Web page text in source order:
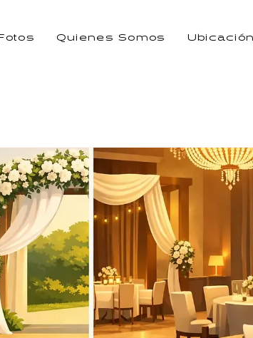
Quienes Somos Ubicación